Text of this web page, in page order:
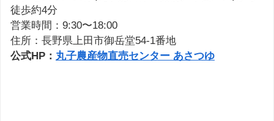
徒歩約4分
営業時間：9:30〜18:00
住所：長野県上田市御岳堂54-1番地
公式HP： 丸子農産物直売センター あさつゆ